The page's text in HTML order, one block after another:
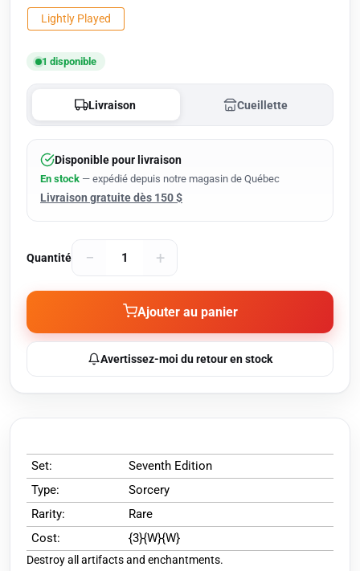
Lightly Played
1 disponible
Livraison Cueillette
Disponible pour livraison
En stock — expédié depuis notre magasin de Québec
Livraison gratuite dès 150 $
Quantité − +
Ajouter au panier
Avertissez-moi du retour en stock
Set:
Seventh Edition
Type:
Sorcery
Rarity:
Rare
Cost:
{3}{W}{W}
Destroy all artifacts and enchantments.